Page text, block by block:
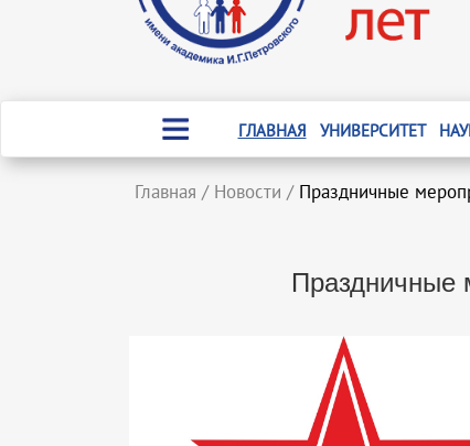
ГЛАВНАЯ УНИВЕРСИТЕТ
Главная / Новости / Праздничные
Праздничные